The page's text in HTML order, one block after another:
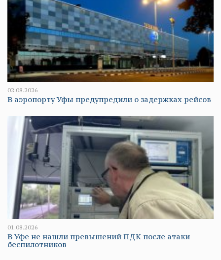
02.08.2026
В аэропорту Уфы предупредили о задержках рейсов
01.08.2026
В Уфе не нашли превышений ПДК после атаки
беспилотников